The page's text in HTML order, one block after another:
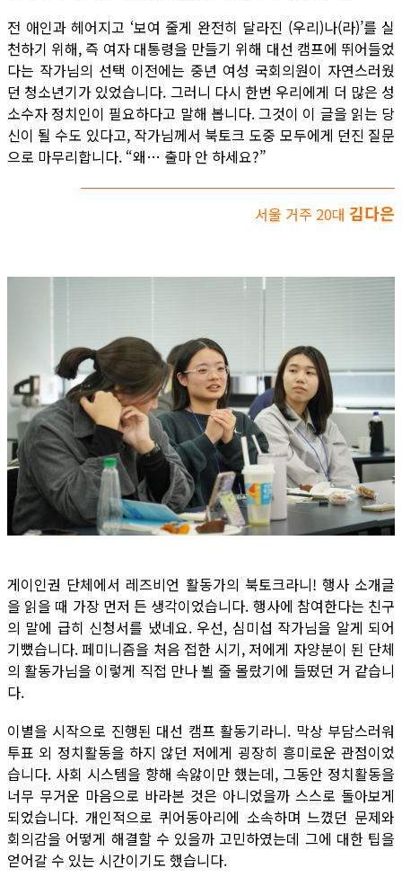
전 애인과 헤어지고 ‘보여 줄게 완전히 달라진 (우리)나(라)’를 실
천하기 위해, 즉 여자 대통령을 만들기 위해 대선 캠프에 뛰어들었
다는 작가님의 선택 이전에는 중년 여성 국회의원이 자연스러웠
던 청소년기가 있었습니다. 그러니 다시 한번 우리에게 더 많은 성
소수자 정치인이 필요하다고 말해 봅니다. 그것이 이 글을 읽는 당
신이 될 수도 있다고, 작가님께서 북토크 도중 모두에게 던진 질문
으로 마무리합니다. “왜… 출마 안 하세요?”
서울 거주 20대 김다은
게이인권 단체에서 레즈비언 활동가의 북토크라니! 행사 소개글
을 읽을 때 가장 먼저 든 생각이었습니다. 행사에 참여한다는 친구
의 말에 급히 신청서를 냈네요. 우선, 심미섭 작가님을 알게 되어
기뻤습니다. 페미니즘을 처음 접한 시기, 저에게 자양분이 된 단체
의 활동가님을 이렇게 직접 만나 뵐 줄 몰랐기에 들떴던 거 같습니
다.
이별을 시작으로 진행된 대선 캠프 활동기라니. 막상 부담스러워
투표 외 정치활동을 하지 않던 저에게 굉장히 흥미로운 관점이었
습니다. 사회 시스템을 향해 속앓이만 했는데, 그동안 정치활동을
너무 무거운 마음으로 바라본 것은 아니었을까 스스로 돌아보게
되었습니다. 개인적으로 퀴어동아리에 소속하며 느꼈던 문제와
회의감을 어떻게 해결할 수 있을까 고민하였는데 그에 대한 팁을
얻어갈 수 있는 시간이기도 했습니다.